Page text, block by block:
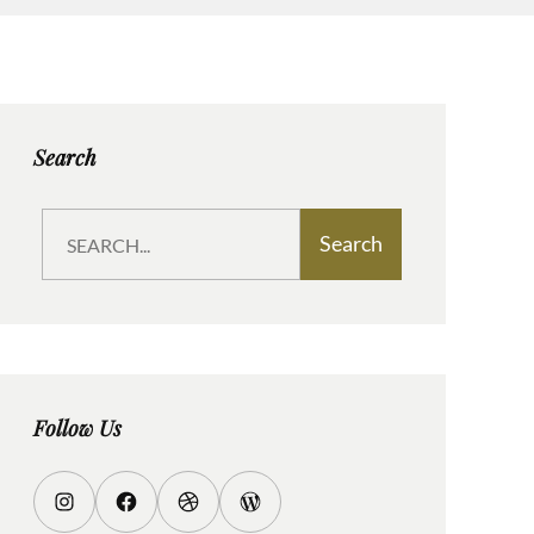
Search
a
Search
Follow Us
I
F
D
W